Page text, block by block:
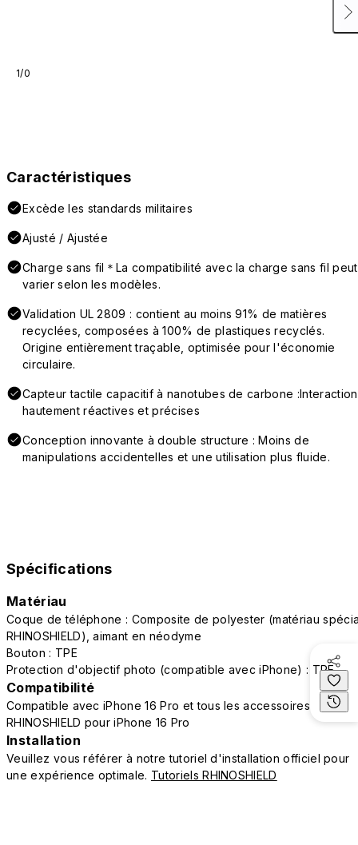
1/0
Caractéristiques
Excède les standards militaires
Ajusté / Ajustée
Charge sans fil＊La compatibilité avec la charge sans fil peut
varier selon les modèles.
Validation UL 2809 : contient au moins 91% de matières
recyclées, composées à 100% de plastiques recyclés.
Origine entièrement traçable, optimisée pour l'économie
circulaire.
Capteur tactile capacitif à nanotubes de carbone
hautement réactives et précises
Conception innovante à double structure : Moins de
manipulations accidentelles et une utilisation plus fluide.
Spécifications
Matériau
Coque de téléphone : Composite de polyester (matériau
RHINOSHIELD), aimant en néodyme
Bouton : TPE
Protection d'objectif photo (compatible avec iPhone) : TPE
Compatibilité
Compatible avec iPhone 16 Pro et tous les accessoires
RHINOSHIELD pour iPhone 16 Pro
Installation
Veuillez vous référer à notre tutoriel d'installation officiel pour
une expérience optimale. Tutoriels RHINOSHIELD